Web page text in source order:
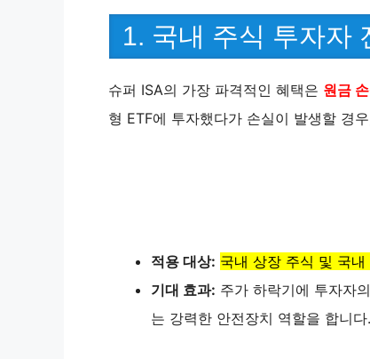
1. 국내 주식 투자자
슈퍼 ISA의 가장 파격적인 혜택은 원금
형 ETF에 투자했다가 손실이 발생할 경
적용 대상: 국내 상장 주식 및 국
기대 효과: 주가 하락기에 투자자
는 강력한 안전장치 역할을 합니다.